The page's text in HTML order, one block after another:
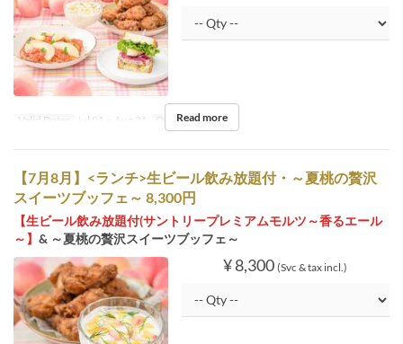
Valid Dates Jul 01 ~ Aug 31 Order Limit 1 ~
Read more
【7月8月】<ランチ>生ビール飲み放題付・～夏桃の贅沢
スイーツブッフェ～ 8,300円
【生ビール飲み放題付(サントリープレミアムモルツ～香るエール
～】 & ～夏桃の贅沢スイーツブッフェ～
¥ 8,300 (Svc & tax incl.)